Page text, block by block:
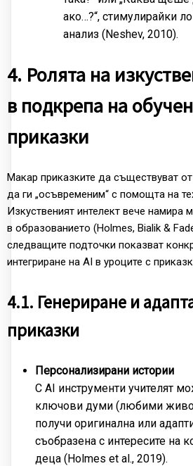
ако…?“, стимулирайки
анализ (Neshev, 2010).
4. Ролята на
в подкрепа на
приказки
Макар приказките да съществуват
да ги „осъвременим“ с помощта на
Изкуственият интелект вече намира
в образованието (Holmes, Bialik &
следващите подточки показват
интегриране на AI в уроците с
4.1. Генериране и
приказки
Персонализирани истории
С AI инструменти учителят
ключови думи (любими
получи оригинална или
съобразена с интересите на
деца (Holmes et al., 2019).